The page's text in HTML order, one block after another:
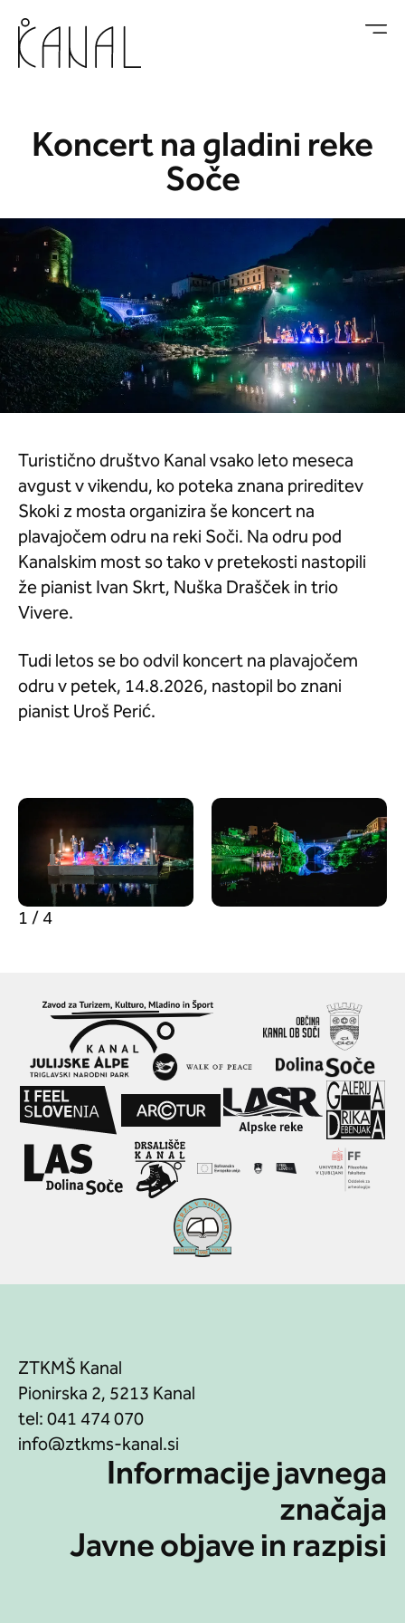
Koncert na gladini reke
Soče
Turistično društvo Kanal vsako leto meseca
avgust v vikendu, ko poteka znana prireditev
Skoki z mosta organizira še koncert na
plavajočem odru na reki Soči. Na odru pod
Kanalskim most so tako v pretekosti nastopili
že pianist Ivan Skrt, Nuška Drašček in trio
Vivere.
Tudi letos se bo odvil koncert na plavajočem
odru v petek, 14.8.2026, nastopil bo znani
pianist Uroš Perić.
1 / 4
ZTKMŠ Kanal
Pionirska 2, 5213 Kanal
tel:041 474 070
Informacije javnega
značaja
Javne objave in razpisi